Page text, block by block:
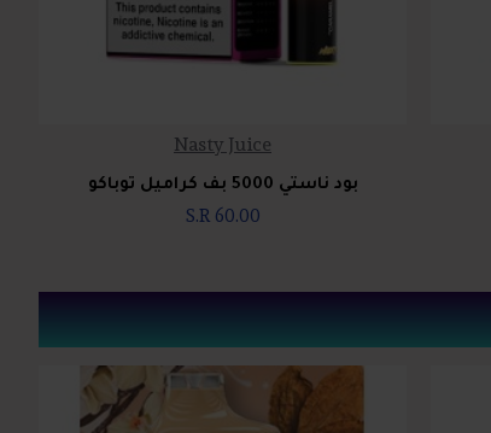
Nasty Juice
بود ناستي 5000 بف كراميل توباكو
S.R 60.00